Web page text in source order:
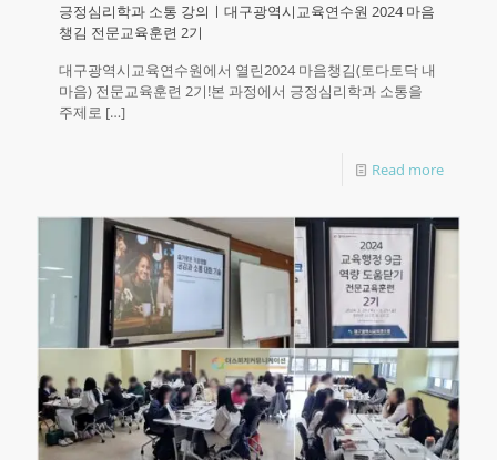
긍정심리학과 소통 강의ㅣ대구광역시교육연수원 2024 마음
챙김 전문교육훈련 2기
대구광역시교육연수원에서 열린2024 마음챙김(토다토닥 내
마음) 전문교육훈련 2기!본 과정에서 긍정심리학과 소통을
주제로 […]
Read more